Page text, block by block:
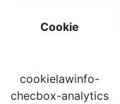
Cookie
cookielawinfo-
checbox-analytics